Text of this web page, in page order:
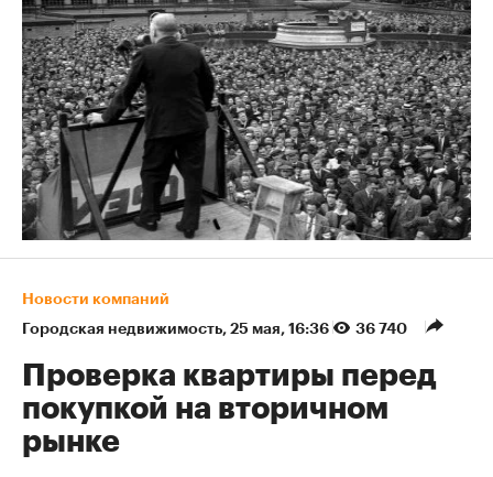
Новости компаний
Городская недвижимость⁠, 25 мая, 16:36 36 740
Проверка квартиры перед
покупкой на вторичном
рынке